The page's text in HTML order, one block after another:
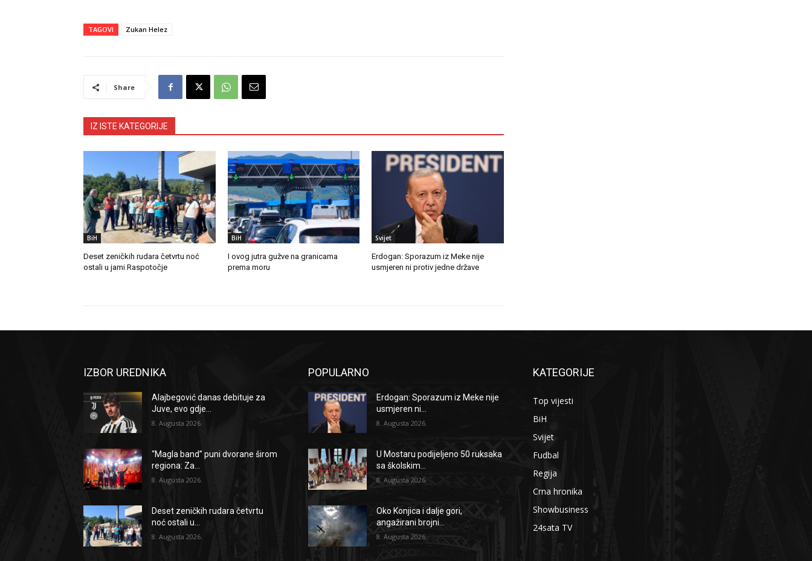
TAGOVI Zukan Helez
Share
IZ ISTE KATEGORIJE
BiH
Deset zeničkih rudara četvrtu noć
ostali u jami Raspotočje
BiH
I ovog jutra gužve na granicama
prema moru
Svijet
Erdogan: Sporazum iz Meke nije
usmjeren ni protiv jedne države
IZBOR UREDNIKA
Alajbegović danas debituje za
Juve, evo gdje...
8. Augusta 2026.
“Magla band” puni dvorane širom
regiona: Za...
8. Augusta 2026.
Deset zeničkih rudara četvrtu
noć ostali u...
8. Augusta 2026.
POPULARNO
Erdogan: Sporazum iz Meke nije
usmjeren ni...
8. Augusta 2026.
U Mostaru podijeljeno 50 ruksaka
sa školskim...
8. Augusta 2026.
Oko Konjica i dalje gori,
angažirani brojni...
8. Augusta 2026.
KATEGORIJE
Top vijesti
BiH
Svijet
Fudbal
Regija
Crna hronika
Showbusiness
24sata TV